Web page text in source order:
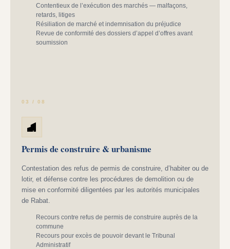
Contentieux de l’exécution des marchés — malfaçons,
retards, litiges
Résiliation de marché et indemnisation du préjudice
Revue de conformité des dossiers d’appel d’offres avant
soumission
03 / 08
Permis de construire & urbanisme
Contestation des refus de permis de construire, d’habiter ou de
lotir, et défense contre les procédures de demolition ou de
mise en conformité diligentées par les autorités municipales
de Rabat.
Recours contre refus de permis de construire auprès de la
commune
Recours pour excès de pouvoir devant le Tribunal
Administratif